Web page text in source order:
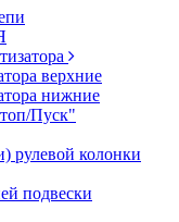
верхние
нижние
Пуск"
рулевой колонки
подвески